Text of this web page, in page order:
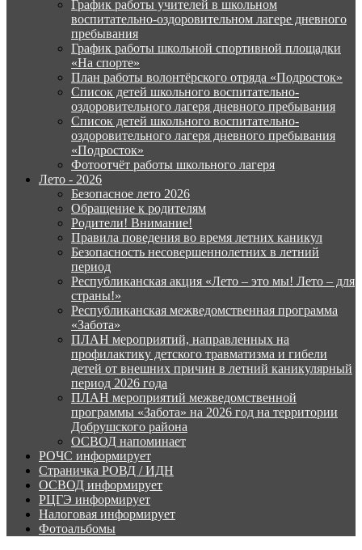
График работы учителей в школьном
воспитательно-оздоровительном лагере дневного
пребывания
График работы школьной спортивной площадки
«На спорте»
План работы волонтёрского отряда «Подросток»
Список детей школьного воспитательно-
оздоровительного лагеря дневного пребывания
Список детей школьного воспитательно-
оздоровительного лагеря дневного пребывания
«Подросток»
Фотоотчёт работы школьного лагеря
Лето - 2026
Безопасное лето 2026
Обращение к родителям
Родители! Внимание!
Правила поведения во время летних каникул
Безопасность несовершеннолетних в летний
период
Республиканская акция «Лето – это мы! Лето – для
страны!»
Республиканская межведомственная программа
«Забота»
ПЛАН мероприятий, направленных на
профилактику детского травматизма и гибели
детей от внешних причин в летний каникулярный
период 2026 года
ПЛАН мероприятий межведомственной
программы «Забота» на 2026 год на территории
Добрушского района
ОСВОД напоминает
РОЧС информирует
Страничка РОВД / ИДН
ОСВОД информирует
РЦГЭ информирует
Налоговая информирует
Фотоальбомы